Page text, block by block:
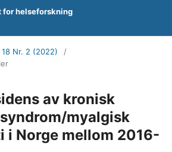
helseforskning
18 Nr. 2 (2022)
/
av kronisk
myalgisk
i Norge mellom 2016-